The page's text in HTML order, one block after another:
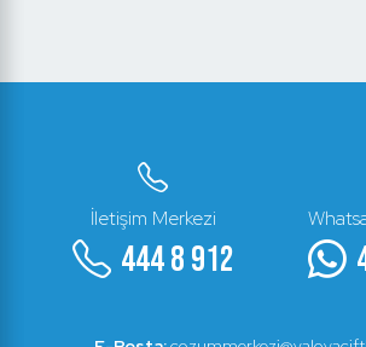
İletişim Merkezi
444 8 912